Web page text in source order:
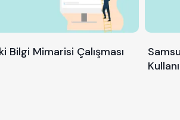
Bilgi Mimarisi Çalışması